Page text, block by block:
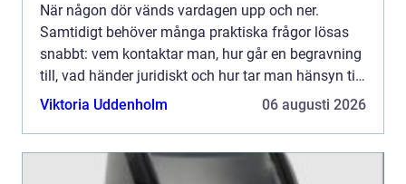
När någon dör vänds vardagen upp och ner.
Samtidigt behöver många praktiska frågor lösas
snabbt: vem kontaktar man, hur går en begravning
till, vad händer juridiskt och hur tar man hänsyn till
den avlidnes önskningar? I Bålsta finns erfarna
Viktoria Uddenholm 06 augusti 2026